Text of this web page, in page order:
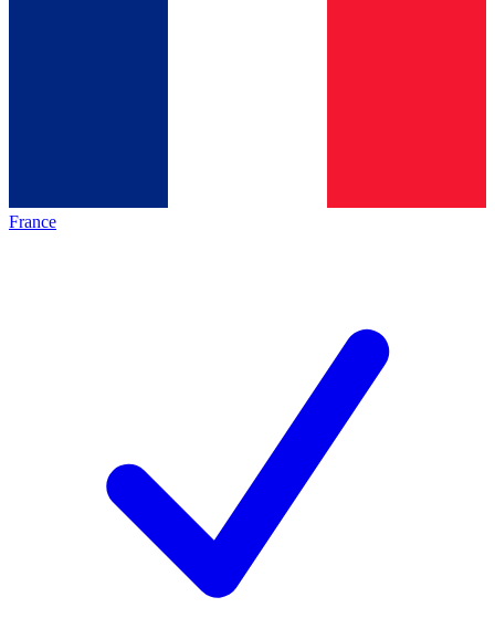
France